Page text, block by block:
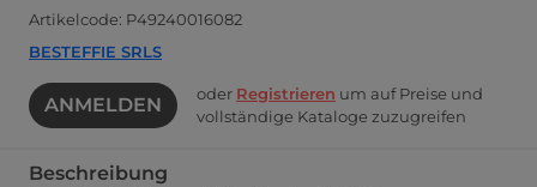
Artikelcode: P49240016082
BESTEFFIE SRLS
ANMELDEN oder Registrieren um auf Preise und
vollständige Kataloge zuzugreifen
Beschreibung